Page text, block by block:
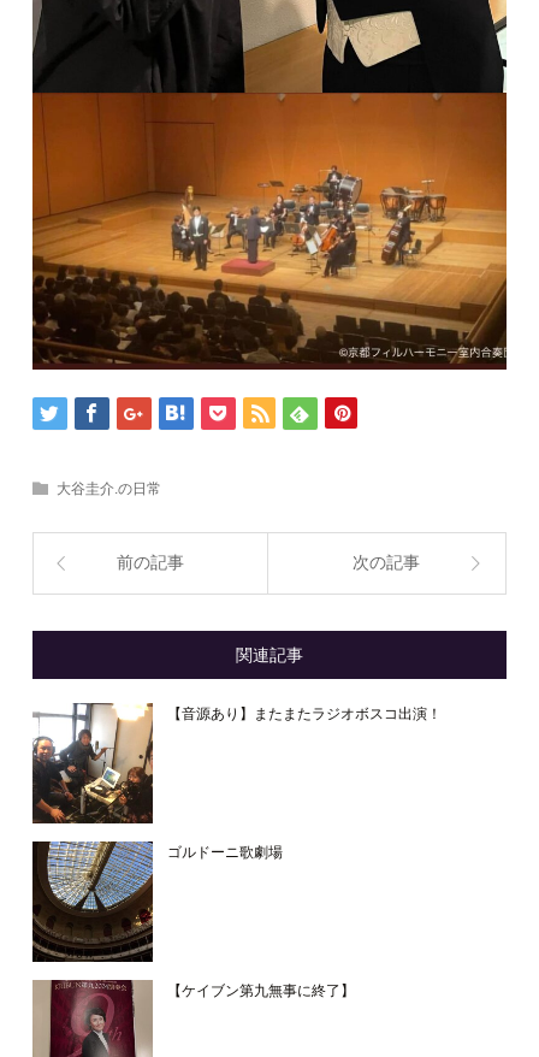
大谷圭介.の日常
前の記事 次の記事
関連記事
【音源あり】またまたラジオボスコ出演！
ゴルドーニ歌劇場
【ケイブン第九無事に終了】